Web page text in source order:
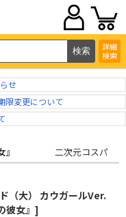
詳細
検索
せ
限変更について
二次元コスパ
（大） カウガールVer.
彼女』]